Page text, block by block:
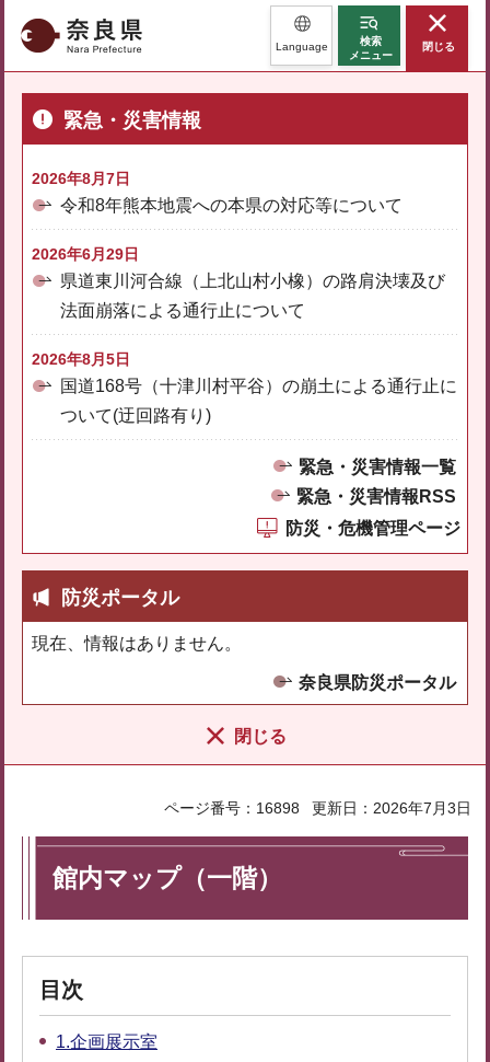
奈良県 Language
検索
メニュー
閉じる
緊急・災害情報
2026年8月7日
令和8年熊本地震への本県の対応等について
2026年6月29日
県道東川河合線（上北山村小橡）の路肩決壊及び
法面崩落による通行止について
2026年8月5日
国道168号（十津川村平谷）の崩土による通行止に
ついて(迂回路有り)
緊急・災害情報一覧
緊急・災害情報RSS
防災・危機管理ページ
防災ポータル
現在、情報はありません。
奈良県防災ポータル
閉じる
ページ番号：16898 更新日：2026年7月3日
館内マップ（一階）
目次
1.企画展示室